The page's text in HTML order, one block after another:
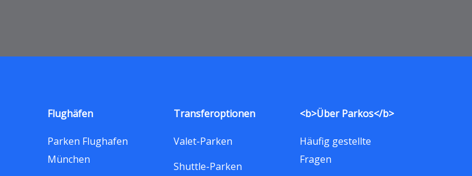
Flughäfen
Parken Flughafen
München
Transferoptionen
Valet-Parken
Shuttle-Parken
<b>Über Parkos</b>
Häufig gestellte
Fragen